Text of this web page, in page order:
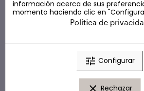
información acerca de sus
momento haciendo clic en
Política de
tune Configurar
clear Rechazar